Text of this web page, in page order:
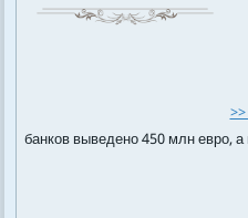
>>
банков выведено 450 млн евро,